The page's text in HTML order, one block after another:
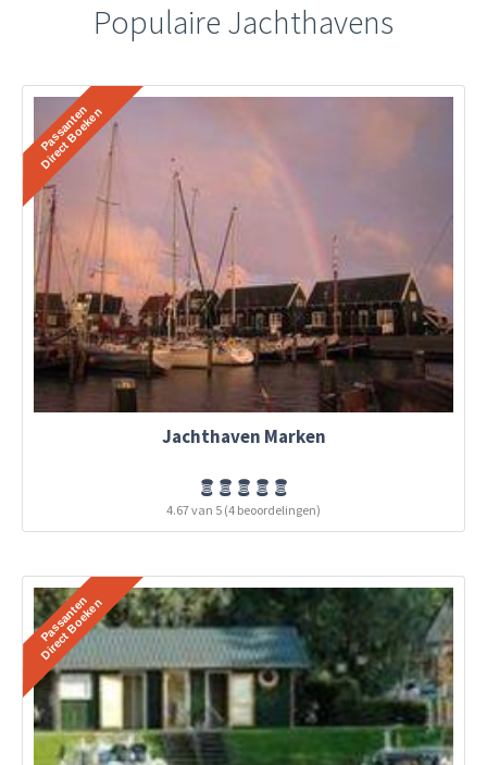
Populaire Jachthavens
Jachthaven Marken
4.67 van 5 (4 beoordelingen)